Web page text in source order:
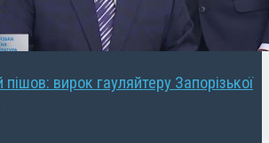
вирок гауляйтеру Запорізької